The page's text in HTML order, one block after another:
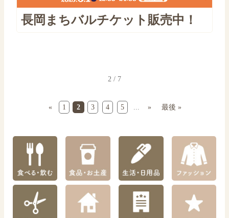
長岡まちバルチケット販売中！
2 / 7
« 1 2 3 4 5 » 最後 »